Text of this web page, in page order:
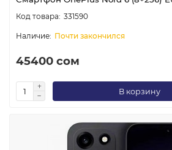
331590
Почти закончился
45400 сом
В корзину